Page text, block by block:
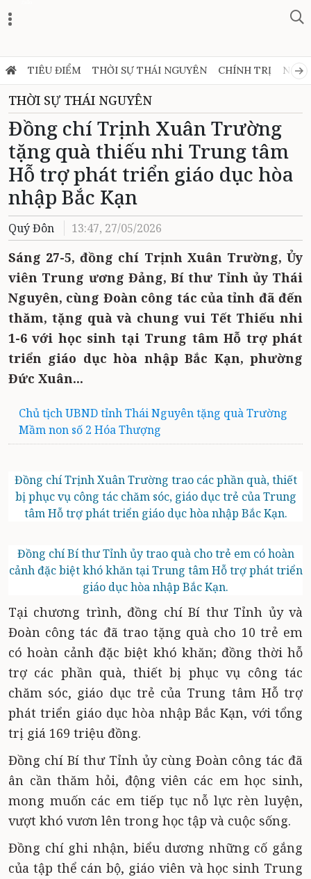
TIÊU ĐIỂM THỜI SỰ THÁI NGUYÊN CHÍNH TRỊ NGHỊ
THỜI SỰ THÁI NGUYÊN
Đồng chí Trịnh Xuân Trường
tặng quà thiếu nhi Trung tâm
Hỗ trợ phát triển giáo dục hòa
nhập Bắc Kạn
Quý Đôn 13:47, 27/05/2026
Sáng 27-5, đồng chí Trịnh Xuân Trường, Ủy
viên Trung ương Đảng, Bí thư Tỉnh ủy Thái
Nguyên, cùng Đoàn công tác của tỉnh đã đến
thăm, tặng quà và chung vui Tết Thiếu nhi
1-6 với học sinh tại Trung tâm Hỗ trợ phát
triển giáo dục hòa nhập Bắc Kạn, phường
Đức Xuân...
Chủ tịch UBND tỉnh Thái Nguyên tặng quà Trường
Mầm non số 2 Hóa Thượng
Đồng chí Trịnh Xuân Trường trao các phần quà, thiết
bị phục vụ công tác chăm sóc, giáo dục trẻ của Trung
tâm Hỗ trợ phát triển giáo dục hòa nhập Bắc Kạn.
Đồng chí Bí thư Tỉnh ủy trao quà cho trẻ em có hoàn
cảnh đặc biệt khó khăn tại Trung tâm Hỗ trợ phát triển
giáo dục hòa nhập Bắc Kạn.
Tại chương trình, đồng chí Bí thư Tỉnh ủy và
Đoàn công tác đã trao tặng quà cho 10 trẻ em
có hoàn cảnh đặc biệt khó khăn; đồng thời hỗ
trợ các phần quà, thiết bị phục vụ công tác
chăm sóc, giáo dục trẻ của Trung tâm Hỗ trợ
phát triển giáo dục hòa nhập Bắc Kạn, với tổng
trị giá 169 triệu đồng.
Đồng chí Bí thư Tỉnh ủy cùng Đoàn công tác đã
ân cần thăm hỏi, động viên các em học sinh,
mong muốn các em tiếp tục nỗ lực rèn luyện,
vượt khó vươn lên trong học tập và cuộc sống.
Đồng chí ghi nhận, biểu dương những cố gắng
của tập thể cán bộ, giáo viên và học sinh Trung